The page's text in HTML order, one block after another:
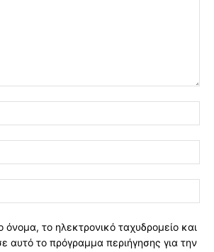
όνομα, το ηλεκτρονικό ταχυδρομείο και
αυτό το πρόγραμμα περιήγησης για την